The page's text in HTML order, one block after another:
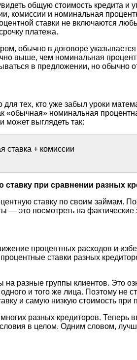
общую стоимость кредита
комиссии и номинальная
ставки не включаются
платежа.
обычно в договоре
выше, чем номинальная
в предложении, но обычно
тех, кто уже забыл уроки
«обычная» номинальная
может выглядеть так:
ставка + комиссии
при сравнении разных
ставку по своим займам.
— это посмотреть на фактические
процентных расходов и
ставки разных
разные группы клиентов. Это
и того же лица. Поэтому не
и самую низкую стоимость при
разных кредиторов. Теперь
в целом. Одним словом,